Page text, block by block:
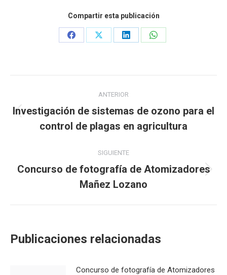
Compartir esta publicación
Share
Share
Share
Share
entre
publicaciones
ANTERIOR
Publicación
anterior:
Investigación de sistemas de ozono para el
control de plagas en agricultura
SIGUIENTE
Publicación
siguiente:
Concurso de fotografía de Atomizadores
Mañez Lozano
Publicaciones relacionadas
Concurso de fotografía de Atomizadores